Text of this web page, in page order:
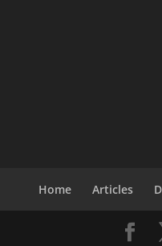
Home Articles